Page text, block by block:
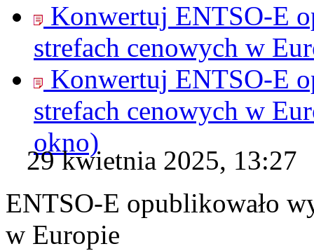
Konwertuj ENTSO-E
strefach cenowych w
Konwertuj ENTSO-E
strefach cenowych w
okno)
29 kwietnia 2025, 13:27
ENTSO-E opublikowało
w Europie